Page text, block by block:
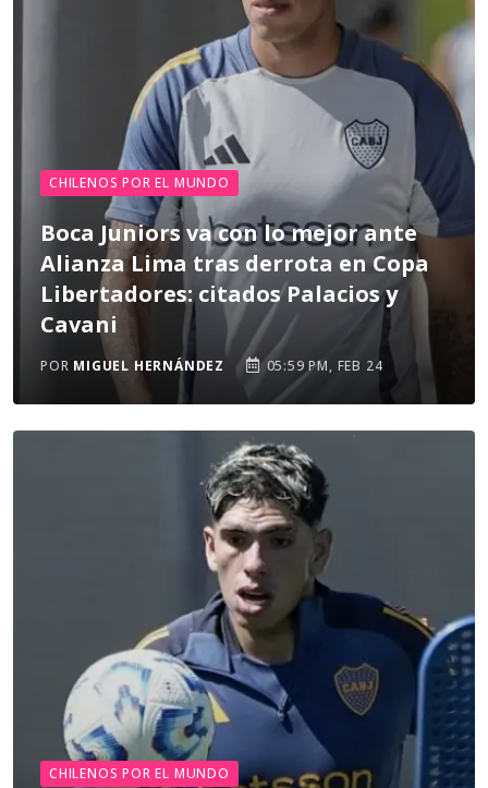
CHILENOS POR EL MUNDO
Boca Juniors va con lo mejor ante
Alianza Lima tras derrota en Copa
Libertadores: citados Palacios y
Cavani
POR MIGUEL HERNÁNDEZ 05:59 PM, FEB 24
CHILENOS POR EL MUNDO